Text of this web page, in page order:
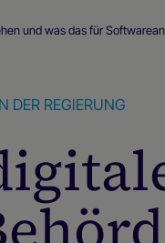
und was das für
DER REGIERUNG